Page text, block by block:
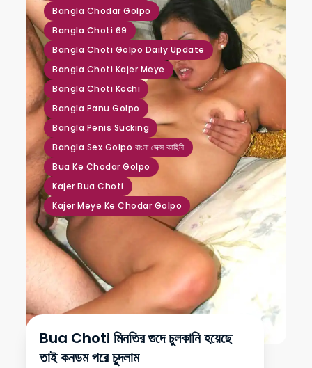
Bangla Chodar Golpo
Bangla Choti 69
Bangla Choti Golpo Daily Update
Bangla Choti Kajer Meye
Bangla Choti Kochi
Bangla Panu Golpo
Bangla Penis Sucking
Bangla Sex Golpo বাংলা সেক্স কাহিনী
Bua Ke Chodar Golpo
Kajer Bua Choti
Kajer Meye Ke Chodar Golpo
Bua Choti মিনতির গুদে চুলকানি হয়েছে
তাই কনডম পরে চুদলাম